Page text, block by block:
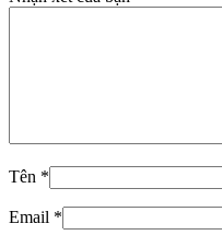
Tên *
Email *